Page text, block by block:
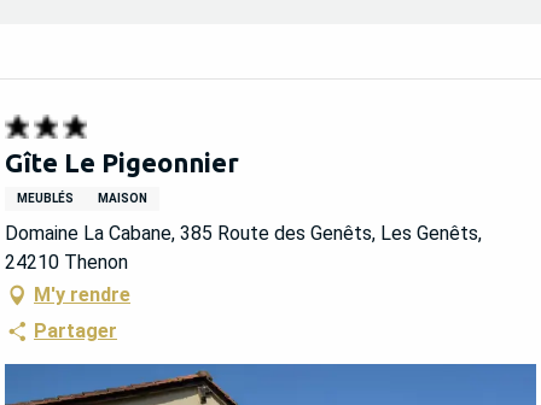
Gîte Le Pigeonnier
MEUBLÉS MAISON
Domaine La Cabane, 385 Route des Genêts, Les Genêts,
24210 Thenon
M'y rendre
Partager